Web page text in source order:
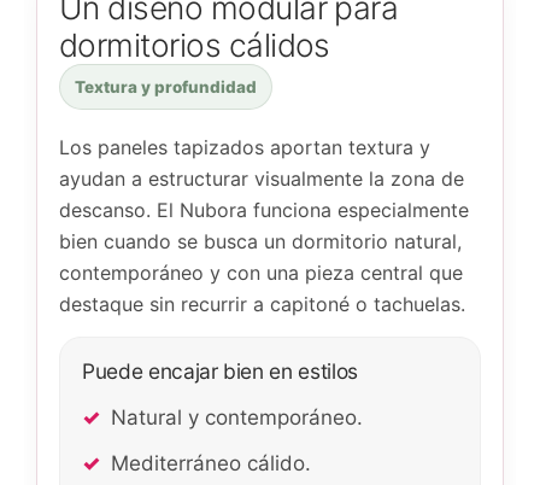
dormitorios cálidos
Textura y profundidad
Los paneles tapizados aportan textura y
ayudan a estructurar visualmente la zona de
descanso. El Nubora funciona especialmente
bien cuando se busca un dormitorio natural,
contemporáneo y con una pieza central que
destaque sin recurrir a capitoné o tachuelas.
Puede encajar bien en estilos
Natural y contemporáneo.
Mediterráneo cálido.